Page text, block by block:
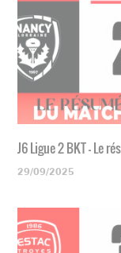
J6 Ligue 2 BKT - Le
29/09/2025